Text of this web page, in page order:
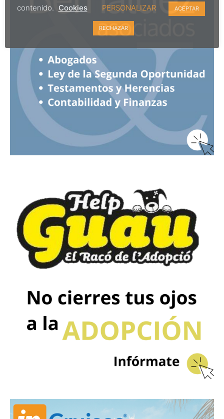
contenido. Cookies PERSONALIZAR ACEPTAR
RECHAZAR